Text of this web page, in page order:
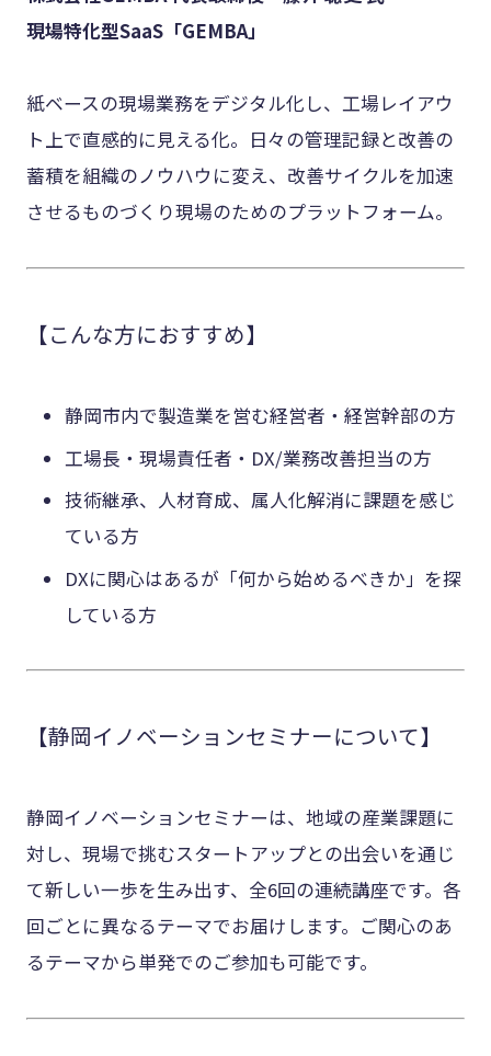
現場特化型SaaS「GEMBA」
紙ベースの現場業務をデジタル化し、工場レイアウ
ト上で直感的に見える化。日々の管理記録と改善の
蓄積を組織のノウハウに変え、改善サイクルを加速
させるものづくり現場のためのプラットフォーム。
【こんな方におすすめ】
静岡市内で製造業を営む経営者・経営幹部の方
工場長・現場責任者・DX/業務改善担当の方
技術継承、人材育成、属人化解消に課題を感じ
ている方
DXに関心はあるが「何から始めるべきか」を探
している方
【静岡イノベーションセミナーについて】
静岡イノベーションセミナーは、地域の産業課題に
対し、現場で挑むスタートアップとの出会いを通じ
て新しい一歩を生み出す、全6回の連続講座です。各
回ごとに異なるテーマでお届けします。ご関心のあ
るテーマから単発でのご参加も可能です。